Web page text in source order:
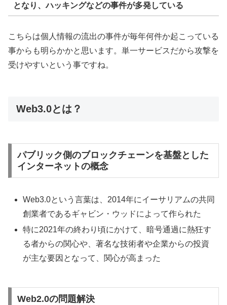
となり、ハッキングなどの事件が多発している
こちらは個人情報の流出の事件が毎年何件か起こっている
事からも明らかかと思います。単一サービスだから攻撃を
受けやすいという事ですね。
Web3.0とは？
パブリック側のブロックチェーンを基盤とした
インターネットの概念
Web3.0という言葉は、2014年にイーサリアムの共同
創業者であるギャビン・ウッドによって作られた
特に2021年の終わり頃にかけて、暗号通過に熱狂す
る者からの関心や、著名な技術者や企業からの投資
が主な要因となって、関心が高まった
Web2.0の問題解決